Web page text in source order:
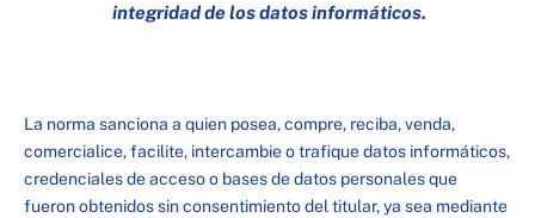
integridad de los datos informáticos.
La norma sanciona a quien posea, compre, reciba, venda,
comercialice, facilite, intercambie o trafique datos informáticos,
credenciales de acceso o bases de datos personales que
fueron obtenidos sin consentimiento del titular, ya sea mediante